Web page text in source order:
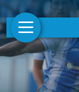
AKTUELLES
1.